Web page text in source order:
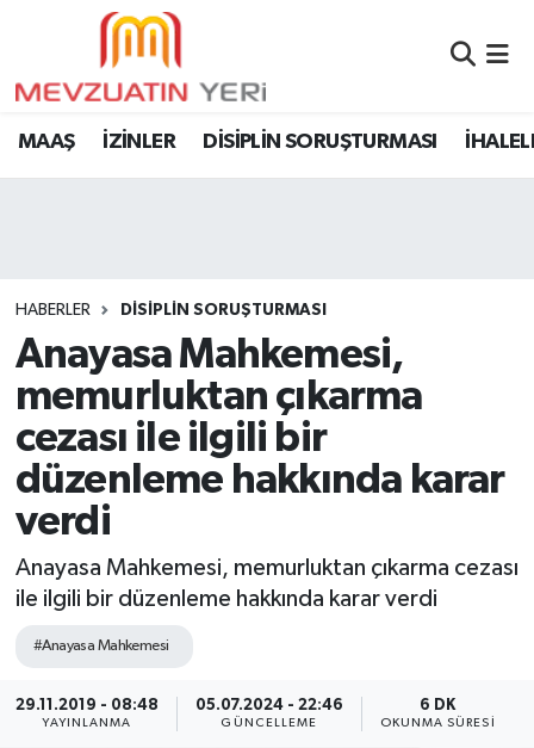
MAAŞ İZİNLER DİSİPLİN SORUŞTURMASI
HABERLER DİSİPLİN SORUŞTURMASI
Anayasa Mahkemesi,
memurluktan çıkarma
cezası ile ilgili bir
düzenleme hakkında karar
verdi
Anayasa Mahkemesi, memurluktan çıkarma cezası
ile ilgili bir düzenleme hakkında karar verdi
#Anayasa Mahkemesi
29.11.2019 - 08:48
YAYINLANMA
05.07.2024 - 22:46
GÜNCELLEME
6 DK
OKUNMA SÜRESI